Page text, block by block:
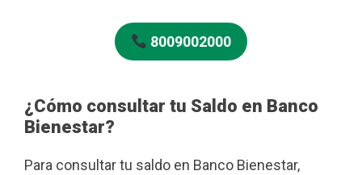
8009002000
¿Cómo consultar tu Saldo en Banco
Bienestar?
Para consultar tu saldo en Banco Bienestar,